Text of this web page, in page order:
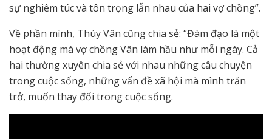
sự nghiêm túc và tôn trọng lẫn nhau của hai vợ chồng”.
Về phần mình, Thúy Vân cũng chia sẻ: “Đàm đạo là một
hoạt động mà vợ chồng Vân làm hầu như mỗi ngày. Cả
hai thường xuyên chia sẻ với nhau những câu chuyện
trong cuộc sống, những vấn đề xã hội mà mình trăn
trở, muốn thay đổi trong cuộc sống.